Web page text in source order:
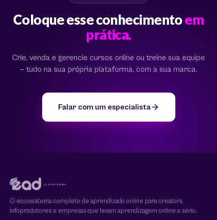
Coloque esse conhecimentoem
prática.
Crie, venda e gerencie cursos online ou treine sua equipe
— tudo na sua própria plataforma, com a sua marca.
Falar com um especialista
O ecossistema completo de aprendizado online para creators,
infoprodutores e empresas que levam aprendizagem online a sério.